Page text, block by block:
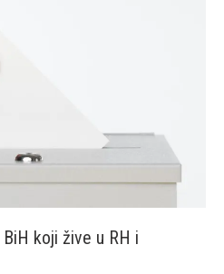
koji žive u RH i